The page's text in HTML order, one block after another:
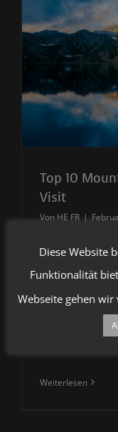
Top 10
Visit
Von HE FR |
At vero eos et
dignissimos
voluptatum
Weiterlesen
Diese Website
Funktionalität
Webseite gehen